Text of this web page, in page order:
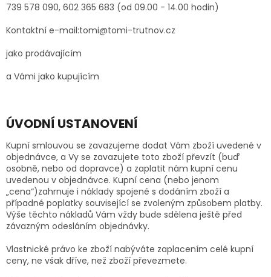
739 578 090, 602 365 683 (od 09.00 - 14.00 hodin)
Kontaktní e-mail:tomi@tomi-trutnov.cz
jako prodávajícím
a Vámi jako kupujícím
ÚVODNÍ USTANOVENÍ
Kupní smlouvou se zavazujeme dodat Vám zboží uvedené v
objednávce, a Vy se zavazujete toto zboží převzít (buď
osobně, nebo od dopravce) a zaplatit nám kupní cenu
uvedenou v objednávce. Kupní cena (nebo jenom
„cena“)zahrnuje i náklady spojené s dodáním zboží a
případné poplatky související se zvoleným způsobem platby.
Výše těchto nákladů Vám vždy bude sdělena ještě před
závazným odesláním objednávky.
Vlastnické právo ke zboží nabýváte zaplacením celé kupní
ceny, ne však dříve, než zboží převezmete.